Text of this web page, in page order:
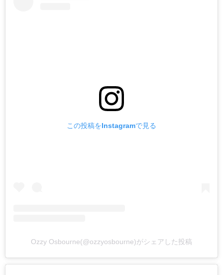
この投稿をInstagramで見る
Ozzy Osbourne(@ozzyosbourne)がシェアした投稿